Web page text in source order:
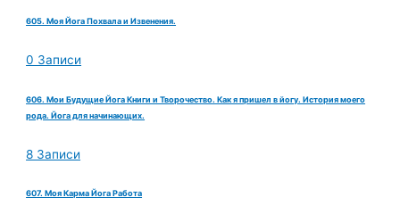
605. Моя Йога Похвала и Извенения.
0 Записи
606. Мои Будущие Йога Книги и Творочество. Как я пришел в йогу. История моего
рода. Йога для начинающих.
8 Записи
607. Моя Карма Йога Работа